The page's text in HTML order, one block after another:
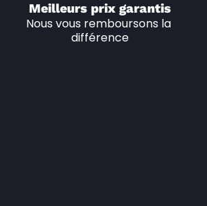
Meilleurs prix garantis
Nous vous remboursons la
différence